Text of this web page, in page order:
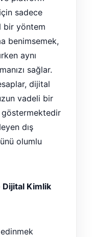
sadece
bir yöntem
benimsemek,
aynı
sağlar.
dijital
vadeli bir
göstermektedir
dış
olumlu
Dijital Kimlik